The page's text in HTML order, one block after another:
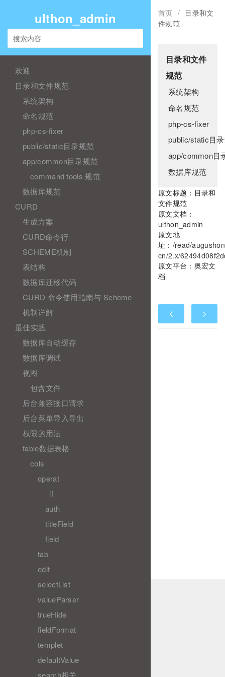
ulthon_admin
欢迎
目录和文件规范
系统架构
命名规范
php-cs-fixer
public/static目录规范
app/common目录规范
command tools 规范
数据库规范
CURD
生成方案
CURD命令行
SCHEME机制
表结构
数据库迁移代码
CURD 命令使用指南与 Scheme
机制详解
最佳实践
数据库自动缓存
数据库调试
视图
包含文件
后台兼容接口请求
后台菜单导入导出
权限的用法
table数据表格
cols
operat
_if
auth
titleField
field
tab
edit
selectList
valueParser
trueHide
fieldFormat
templet
defaultValue
search相关
首页 /
目录和文
件规范
目录和文件
规范
系统架构
命名规范
php-cs-fixer
public/static目
app/common目
数据库规范
原文标题：目录和
文件规范
原文文档：
ulthon_admin
原文地
址： /read/
cn/2.x/
原文平台： 奥宏文
档